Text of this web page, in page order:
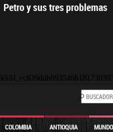
Petro y sus tres problemas
COLOMBIA ANTIOQUIA MUNDO